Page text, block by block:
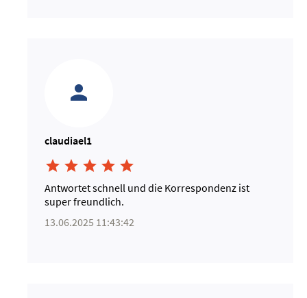
claudiael1
    
Antwortet schnell und die Korrespondenz ist
super freundlich.
13.06.2025 11:43:42